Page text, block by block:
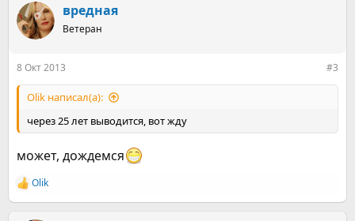
к
ц
и
вредная
Ветеран
8 Окт 2013 #3
Olik написал(а):
через 25 лет выводится, вот жду
может, дождемся
Р
е
Olik